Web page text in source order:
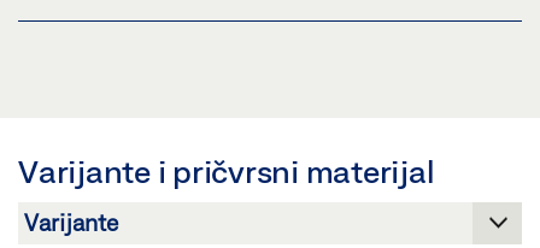
Preuzmi (.PDF | 3 MB)
Podijeli
Varijante i pričvrsni materijal